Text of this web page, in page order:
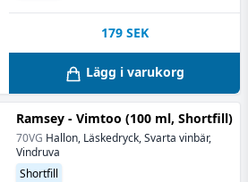
179 SEK
Lägg i varukorg
Ramsey - Vimtoo (100 ml, Shortfill)
70VG Hallon, Läskedryck, Svarta vinbär,
Vindruva
Shortfill